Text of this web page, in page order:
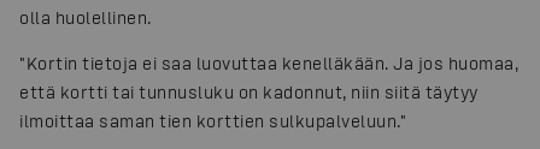
olla huolellinen.
"Kortin tietoja ei saa luovuttaa kenelläkään. Ja jos huomaa,
että kortti tai tunnusluku on kadonnut, niin siitä täytyy
ilmoittaa saman tien korttien sulkupalveluun."